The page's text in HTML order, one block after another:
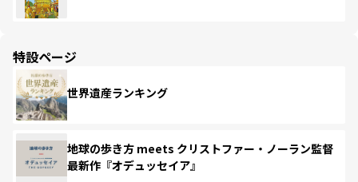
特設ページ
世界遺産ランキング
地球の歩き方 meets クリストファー・ノーラン監督
最新作『オデュッセイア』